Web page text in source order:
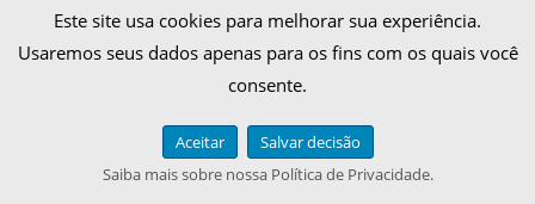
Itacorubi
olis, SC –
Brasil –
Este site usa cookies para melhorar sua experiência.
Usaremos seus dados apenas para os fins com os quais você
consente.
Aceitar
Salvar decisão
Saiba mais sobre nossa Política de Privacidade.